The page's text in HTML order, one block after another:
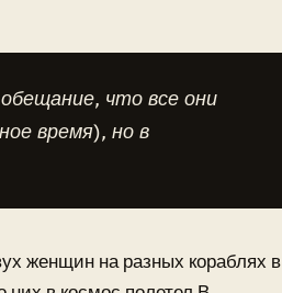
что все они
время), но в
женщин на разных кораблях в